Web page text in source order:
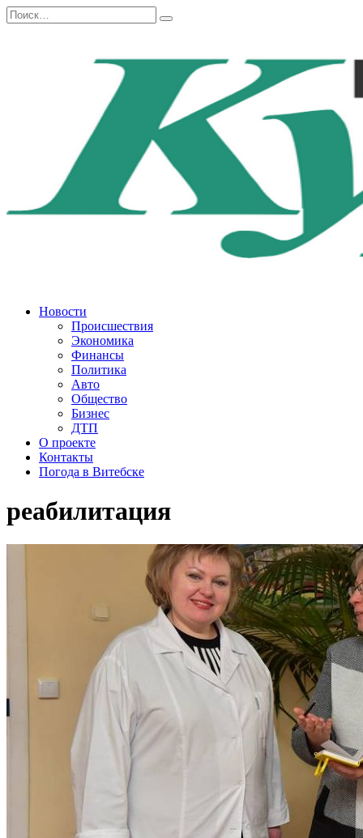
Перейти
к
Search
for:
Новости
Происшествия
Экономика
Финансы
Политика
Авто
Общество
Бизнес
ДТП
О проекте
Контакты
Погода в Витебске
реабилитация